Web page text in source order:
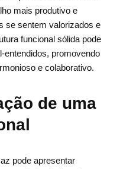
mais produtivo e
se sentem valorizados e
funcional sólida pode
entendidos, promovendo
e colaborativo.
de uma
pode apresentar